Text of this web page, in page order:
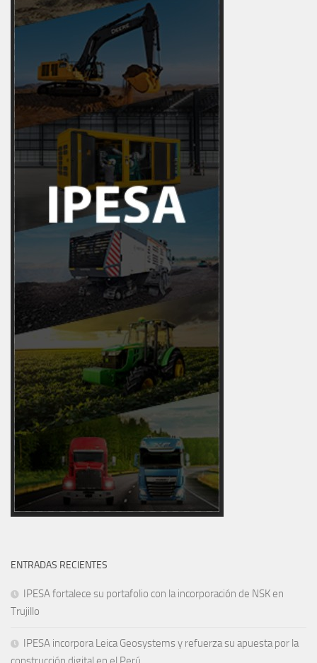
ENTRADAS RECIENTES
IPESA fortalece su portafolio con la incorporación de NSK en
Trujillo
IPESA incorpora Leica Geosystems y refuerza su apuesta por la